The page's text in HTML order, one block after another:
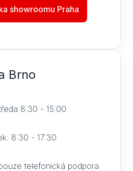
showroomu Praha
Brno
8:30 - 15:00
8:30 - 17:30
telefonická podpora